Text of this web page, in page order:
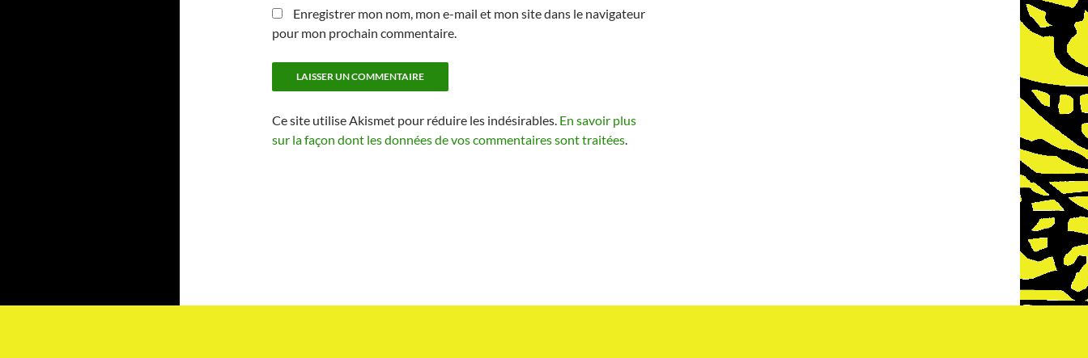
Enregistrer mon nom, mon e-mail et mon site dans le navigateur
pour mon prochain commentaire.
Ce site utilise Akismet pour réduire les indésirables. En savoir plus
sur la façon dont les données de vos commentaires sont traitées.